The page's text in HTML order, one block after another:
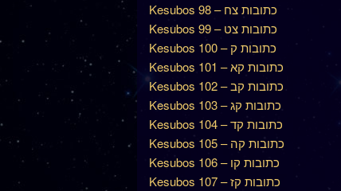
Kesubos 98 – כתובות צח
Kesubos 99 – כתובות צט
Kesubos 100 – כתובות ק
Kesubos 101 – כתובות קא
Kesubos 102 – כתובות קב
Kesubos 103 – כתובות קג
Kesubos 104 – כתובות קד
Kesubos 105 – כתובות קה
Kesubos 106 – כתובות קו
Kesubos 107 – כתובות קז